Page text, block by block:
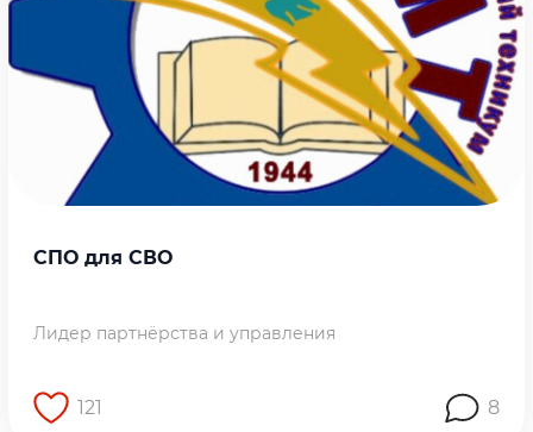
СПО для СВО
Лидер партнёрства и управления
121 8